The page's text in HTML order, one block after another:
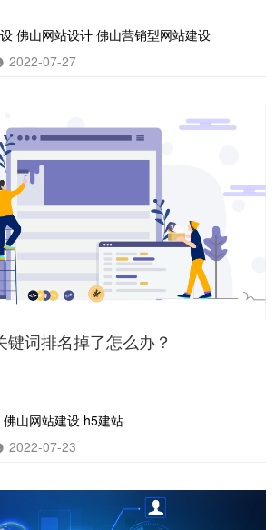
佛山网站设计 佛山营销型网站建设
2022-07-27
词排名掉了怎么办？
佛山网站建设 h5建站
2022-07-23
立即提交